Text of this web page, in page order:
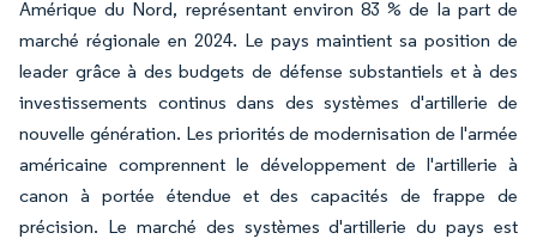
Amérique du Nord, représentant environ 83 % de la part de
marché régionale en 2024. Le pays maintient sa position de
leader grâce à des budgets de défense substantiels et à des
investissements continus dans des systèmes d'artillerie de
nouvelle génération. Les priorités de modernisation de l'armée
américaine comprennent le développement de l'artillerie à
canon à portée étendue et des capacités de frappe de
précision. Le marché des systèmes d'artillerie du pays est